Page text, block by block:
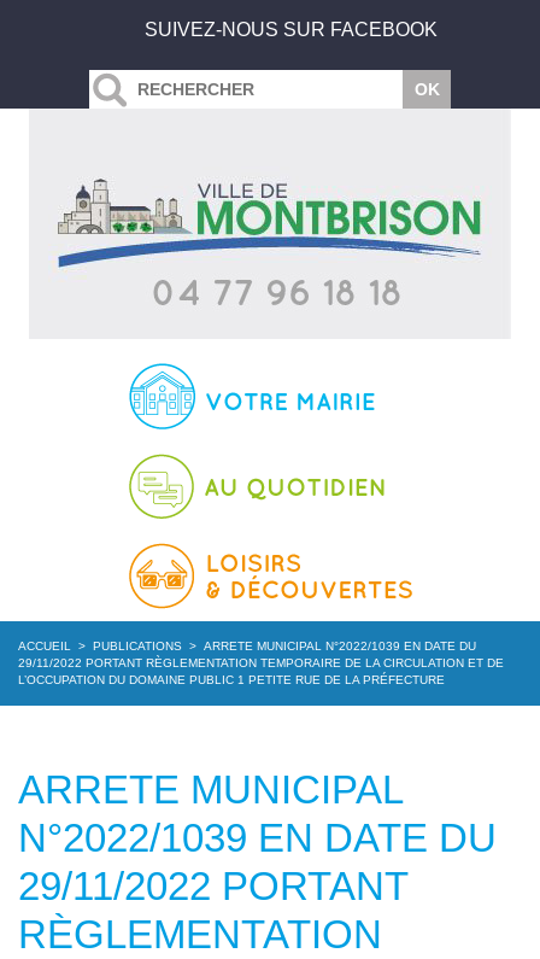
SUIVEZ-NOUS SUR FACEBOOK
ACCUEIL > PUBLICATIONS > ARRETE MUNICIPAL N°2022/1039 EN DATE DU
29/11/2022 PORTANT RÈGLEMENTATION TEMPORAIRE DE LA CIRCULATION ET DE
L’OCCUPATION DU DOMAINE PUBLIC 1 PETITE RUE DE LA PRÉFECTURE
ARRETE MUNICIPAL
N°2022/1039 EN DATE DU
29/11/2022 PORTANT
RÈGLEMENTATION